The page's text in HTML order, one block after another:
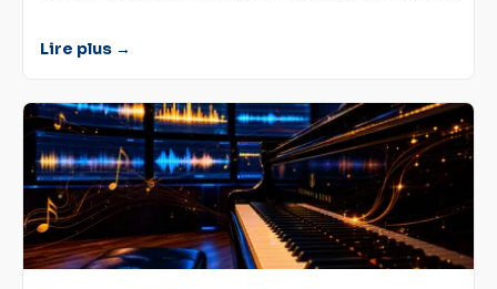
Lire plus →